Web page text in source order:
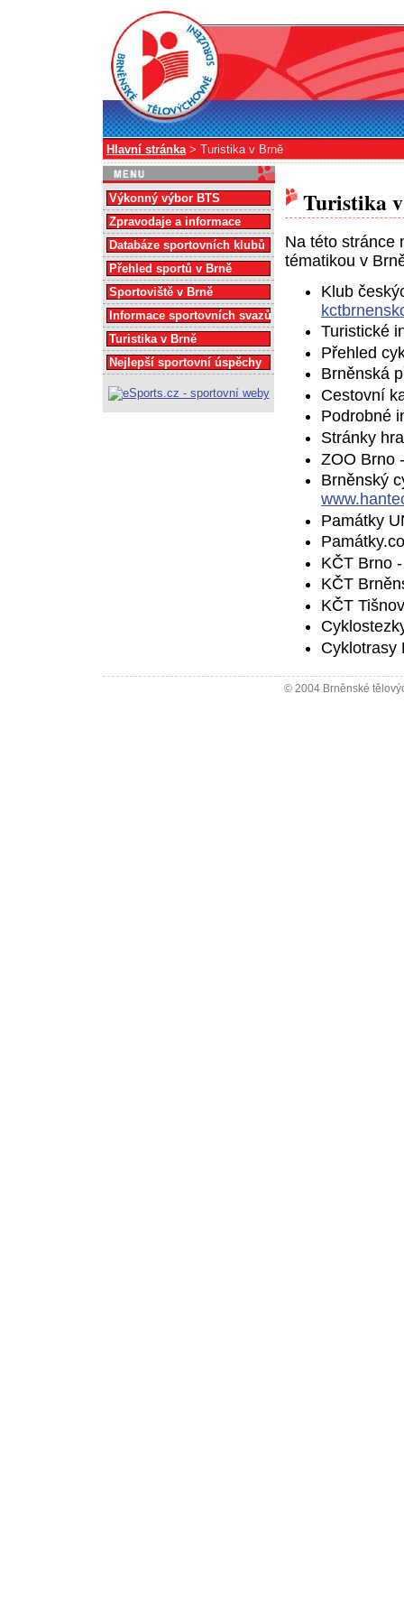
Hlavní stránka> Turistika v Brně
Turistika
Na této stránce
tématikou v
Klub
Turistické
Přehled
Brněnská
Cestovní
Podrobné
Stránky
ZOO Brno
Brněnský
Památky
KČT Brno
KČT
KČT
Výkonný výbor BTS
Zpravodaje a informace
Databáze sportovních klubů
Přehled sportů v Brně
Sportoviště v Brně
Informace sportovních svazů
Turistika v Brně
Nejlepší sportovní úspěchy
© 2004 Brněnské